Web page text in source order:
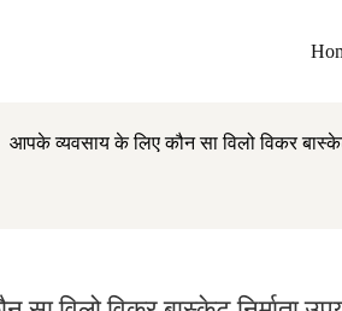
आपके व्यवसाय के लिए कौन सा विलो विकर